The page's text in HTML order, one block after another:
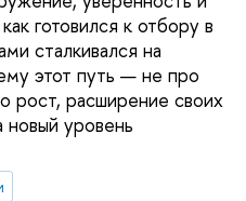
готовился к отбору в
сталкивался на
этот путь — не про
рост, расширение своих
уровень